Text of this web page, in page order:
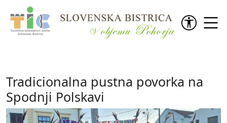
Preskoči na vsebino
Tradicionalna pustna povorka na
Spodnji Polskavi